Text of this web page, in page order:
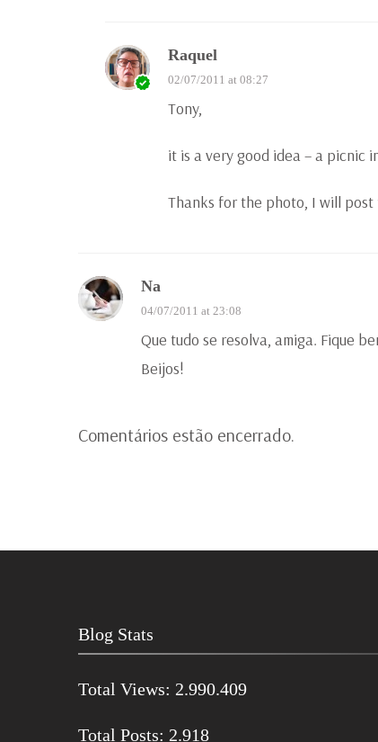
Raquel
02/07/2011 at 08:27
Tony,
it is a very good idea – a picnic
Thanks for the photo, I will post
Na
04/07/2011 at 23:08
Que tudo se resolva, amiga. Fique
Beijos!
Comentários estão encerrado.
Blog Stats
Total Views: 2.990.409
Total Posts: 2.918